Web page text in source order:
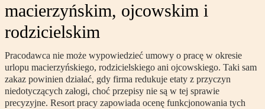
macierzyńskim, ojcowskim i
rodzicielskim
Pracodawca nie może wypowiedzieć umowy o pracę w okresie
urlopu macierzyńskiego, rodzicielskiego ani ojcowskiego. Taki sam
zakaz powinien działać, gdy firma redukuje etaty z przyczyn
niedotyczących załogi, choć przepisy nie są w tej sprawie
precyzyjne. Resort pracy zapowiada ocenę funkcjonowania tych